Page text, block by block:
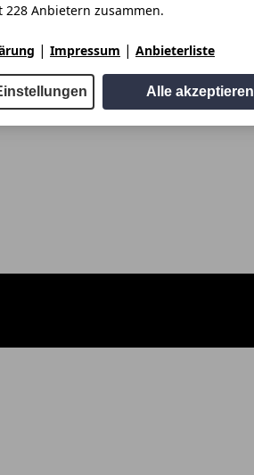
Anbietern zusammen.
| Impressum | Anbieterliste
Alle akzeptieren